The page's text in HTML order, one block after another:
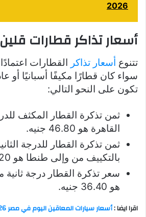
2026
أسعار تذاكر قطارات
تتنوع أسعار تذاكر القطارات
سواء كان قطارًا مكيفًا أسبانيًا أو
تكون على النحو التالي:
ثمن تذكرة القطار المكثف
القاهرة هو 46.80 جنيه.
ثمن تذكرة القطار للدرجة
بالتكييف من وإلى طنطا هو 31.20 جنيه.
سعر تذكرة القطار درجة
هو 36.40 جنيه.
اقرا ايضا :أسعار سيارات المعاقين اليوم في مصر 2026 جمرك بورسعيد